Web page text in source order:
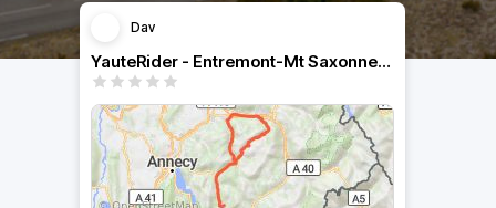
Dav
YauteRider - Entremont-Mt Saxonnex-Col de la Colombière